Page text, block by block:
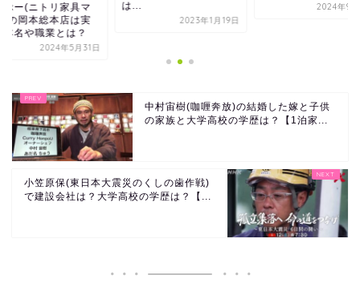
2023年1月19日
もりぷー(ニトリ家
中村宙樹(咖喱奔放)の結婚した嫁と子供
の家族と大学高校の学歴は？【1泊家...
小笠原保(東日本大震災のくしの歯作戦)
で建設会社は？大学高校の学歴は？【...